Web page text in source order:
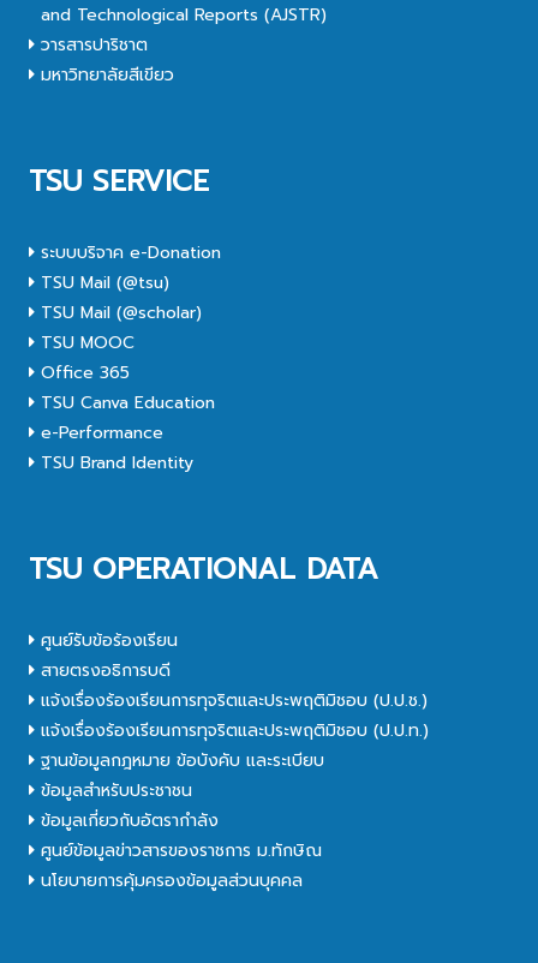
and Technological Reports (AJSTR)
วารสารปาริชาต
มหาวิทยาลัยสีเขียว
TSU SERVICE
ระบบบริจาค e-Donation
TSU Mail (@tsu)
TSU Mail (@scholar)
TSU MOOC
Office 365
TSU Canva Education
e-Performance
TSU Brand Identity
TSU OPERATIONAL DATA
ศูนย์รับข้อร้องเรียน
สายตรงอธิการบดี
แจ้งเรื่องร้องเรียนการทุจริตและประพฤติมิชอบ (ป.ป.ช.)
แจ้งเรื่องร้องเรียนการทุจริตและประพฤติมิชอบ (ป.ป.ท.)
ฐานข้อมูลกฎหมาย ข้อบังคับ และระเบียบ
ข้อมูลสำหรับประชาชน
ข้อมูลเกี่ยวกับอัตรากำลัง
ศูนย์ข้อมูลข่าวสารของราชการ ม.ทักษิณ
นโยบายการคุ้มครองข้อมูลส่วนบุคคล